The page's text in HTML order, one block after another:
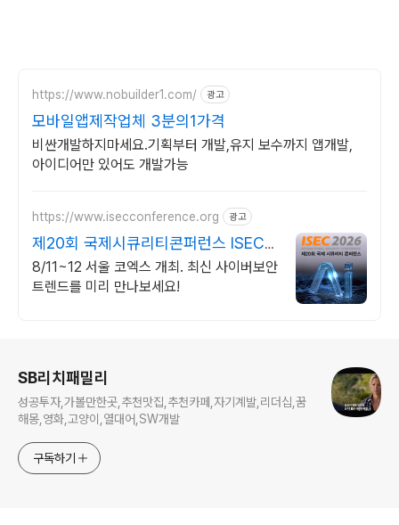
https://www.nobuilder1.com/ 광고
모바일앱제작업체 3분의1가격
비싼개발하지마세요.기획부터 개발,유지 보수까지 앱개발,
아이디어만 있어도 개발가능
https://www.isecconference.org 광고
제20회 국제시큐리티콘퍼런스 ISEC
2026
8/11~12 서울 코엑스 개최. 최신 사이버보안
트렌드를 미리 만나보세요!
SB리치패밀리
성공투자,가볼만한곳,추천맛집,추천카페,자기계발,리더십,꿈
해몽,영화,고양이,열대어,SW개발
구독하기